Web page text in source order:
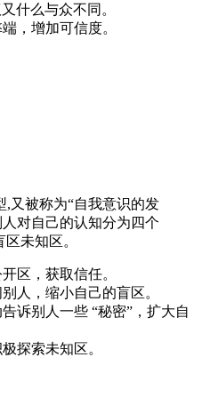
什么与众不同。
，增加可信度。
,又被称为“自我意识的发
对自己的认知分为四个
未知区。
区，获取信任。
人，缩小自己的盲区。
诉别人一些 “秘密”，扩大自
探索未知区。